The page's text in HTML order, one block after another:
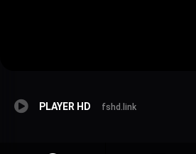
PLAYER HD fshd.link